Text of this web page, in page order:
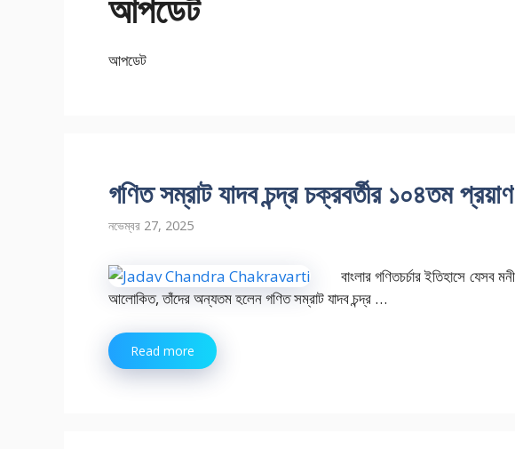
আপডেট
গণিত সম্রাট যাদব চন্দ্র চক্রবর্তীর ১০৪তম
নভেম্বর 27, 2025
বাংলার গণিতচর্চার ইতিহাসে
আলোকিত, তাঁদের অন্যতম হলেন গণিত সম্রাট যাদব চন্দ্র …
Read more